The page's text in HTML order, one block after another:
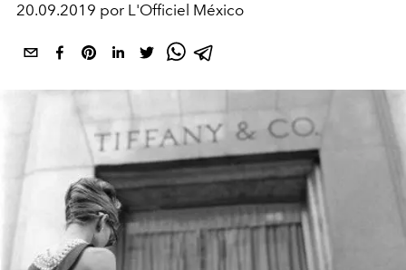
20.09.2019 por L'Officiel México